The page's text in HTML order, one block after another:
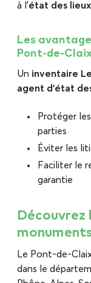
à l’état des
Les
Pont-de-
Un inventaire
agent d’état
Protéger
parties
Éviter les
Faciliter le
garantie
Découvrez
Le Pont-de-
dans le